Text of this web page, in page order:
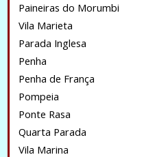
Paineiras do Morumbi
Vila Marieta
Parada Inglesa
Penha
Penha de França
Pompeia
Ponte Rasa
Quarta Parada
Vila Marina